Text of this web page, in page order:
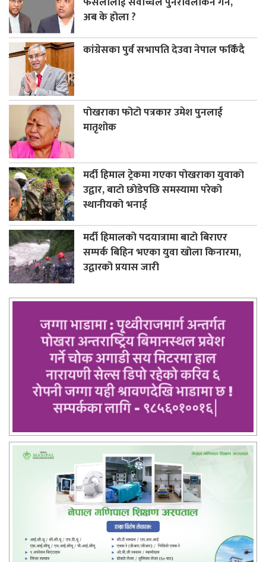
अब के होला ?
कांग्रेसका पुर्व सभापति देउवा नेपाल फर्किंदै
पोखराका फोटो पत्रकार उमेश पुनलाई
मातृशोक
मर्दी हिमाल ट्रेकमा गएका पोखराका युवाको
उद्वार, बाटो छोडेपछि समस्यामा परेको
स्थानीयको भनाई
मर्दी हिमालको पदयात्रामा बाटो बिराएर
सम्पर्क बिहिन भएका युवा खोला किनारमा,
उद्वारको प्रयास जारी